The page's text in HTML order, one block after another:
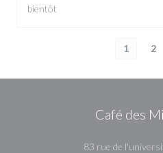
bientôt
1 2
Café des
83 rue de